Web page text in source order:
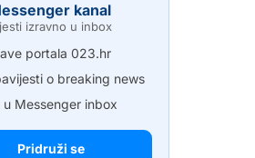
kanal
izravno u inbox
portala 023.hr
o breaking news
u Messenger inbox
Pridruži se